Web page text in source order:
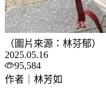
（圖片來源：林芬郁）
2025.05.16
95,584
作者｜林芳如